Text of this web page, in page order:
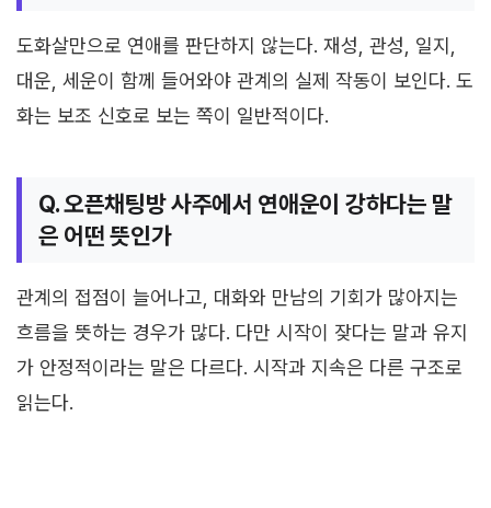
도화살만으로 연애를 판단하지 않는다. 재성, 관성, 일지,
대운, 세운이 함께 들어와야 관계의 실제 작동이 보인다. 도
화는 보조 신호로 보는 쪽이 일반적이다.
Q. 오픈채팅방 사주에서 연애운이 강하다는 말
은 어떤 뜻인가
관계의 접점이 늘어나고, 대화와 만남의 기회가 많아지는
흐름을 뜻하는 경우가 많다. 다만 시작이 잦다는 말과 유지
가 안정적이라는 말은 다르다. 시작과 지속은 다른 구조로
읽는다.